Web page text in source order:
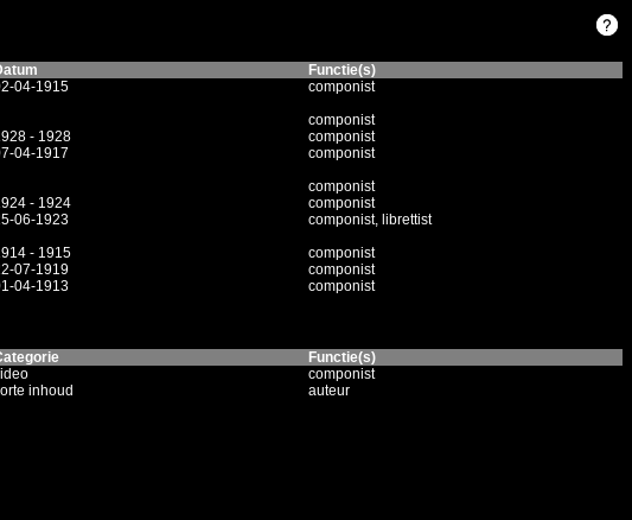
Functie(s)
04-1915
componist
componist
- 1928
componist
04-1917
componist
componist
- 1924
componist
06-1923
componist, librettist
- 1915
componist
07-1919
componist
04-1913 componist
Functie(s)
componist
inhoud auteur